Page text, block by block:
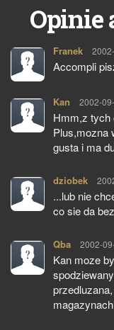
Opinie
Franek pisze:
Accompli
Kan pisze:
2002-
Hmm,z tych
Plus,mozna
gusta i ma
dziobek
...lub nie
co sie da
Qba pisze:
2002-
Kan moze